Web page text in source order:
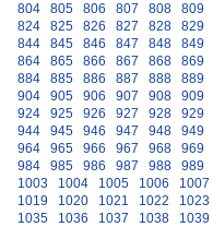
804
805 806 807 808 809
824
825 826 827 828 829
844
845 846 847 848 849
864
865 866 867 868 869
884
885 886 887 888 889
904
905 906 907 908 909
924
925 926 927 928 929
944
945 946 947 948 949
964
965 966 967 968 969
984
985 986 987 988 989
1003
1004 1005 1006 1007
1019
1020 1021 1022 1023
1035
1036 1037 1038 1039